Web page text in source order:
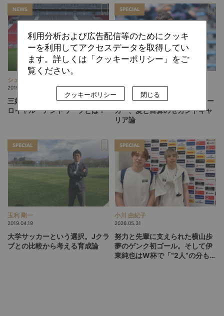
NEWS
シェフケンゴ
2019.08.22
三好康児が移籍したベルギーの
ロイヤル・アントワープとは？
SPECIAL
2019.06.03
外池大亮はどこへいく
元Ｊリー
ガー、愛と目算のセカンドキャ
リア論
SPECIAL
玉利 剛一
2019.04.19
大学サッカーという選択。Jクラ
ブとの比較から考える育成論
SPECIAL
小川 由紀子
2026.05.31
努力と先輩に支えられた横山歩
夢のゲンク初ゴール。そして伊
東純也はW杯で「“2人”の分も頑
利用分析および広告配信等のためにクッキ
ーを利用してアクセスデータを取得してい
ます。詳しくは「クッキーポリシー」をご
覧ください。
クッキーポリシー 閉じる